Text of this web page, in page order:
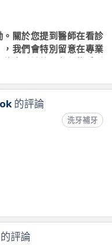
關於您提到醫師在看診
我們會特別留意在專業
來看診的朋友都能感到
的評論
洗牙補牙
評論